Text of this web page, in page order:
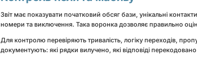
Звіт має показувати початковий обсяг бази, унікальні
номери та виключення. Така воронка дозволяє правильно
Для контролю перевіряють тривалість, логіку переходів,
документують: які рядки вилучено, які відповіді